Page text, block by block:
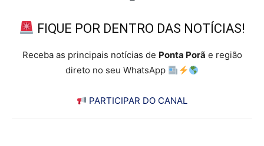
FIQUE POR DENTRO DAS NOTÍCIAS!
Receba as principais notícias de Ponta Porã e região
direto no seu WhatsApp
PARTICIPAR DO CANAL